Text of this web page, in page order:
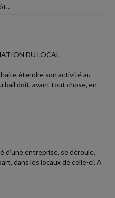
DU LOCAL
étendre son activité au-
bail doit, avant tout chose, en
d'une entreprise, se déroule,
dans les locaux de celle-ci. À